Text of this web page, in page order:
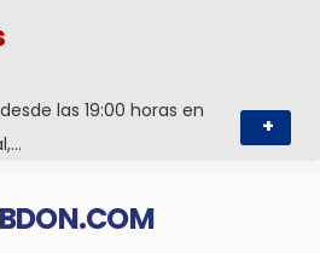
las 19:00 horas en
+